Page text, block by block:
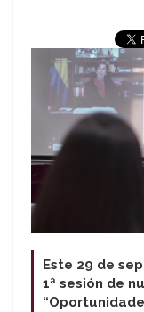
Este 29 de
1ª sesión de